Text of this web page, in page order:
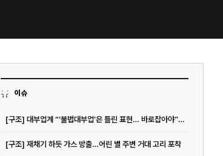
이슈
[구조] 대부업계 “‘불법대부업’은 틀린 표현… 바로잡아야” < 금융 < 파이낸스 < 기사본문 - IT조선
[구조] 재채기 하듯 가스 방출…어린 별 주변 거대 고리 포착